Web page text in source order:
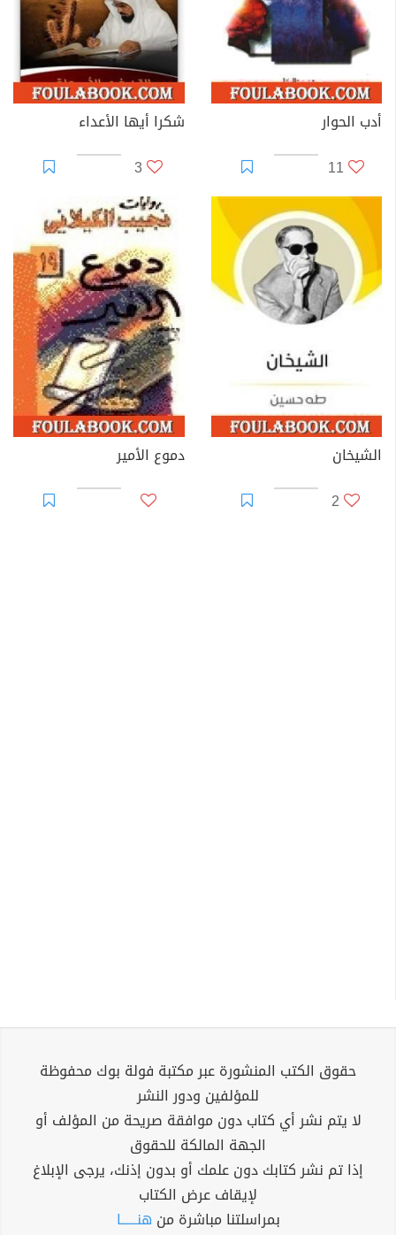
أدب الحوار
11
شكرا أيها الأعداء
3
الشيخان
2
دموع الأمير
حقوق الكتب المنشورة عبر مكتبة فولة بوك محفوظة
للمؤلفين ودور النشر
لا يتم نشر أي كتاب دون موافقة صريحة من المؤلف أو
الجهة المالكة للحقوق
إذا تم نشر كتابك دون علمك أو بدون إذنك، يرجى الإبلاغ
لإيقاف عرض الكتاب
بمراسلتنا مباشرة من هنــــــا